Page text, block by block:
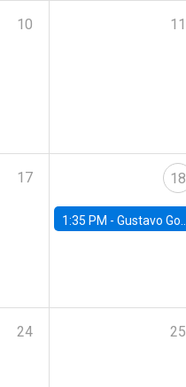
10 11
17 18
1:35 PM - Gustavo González, Banco Central de Chile
24 25